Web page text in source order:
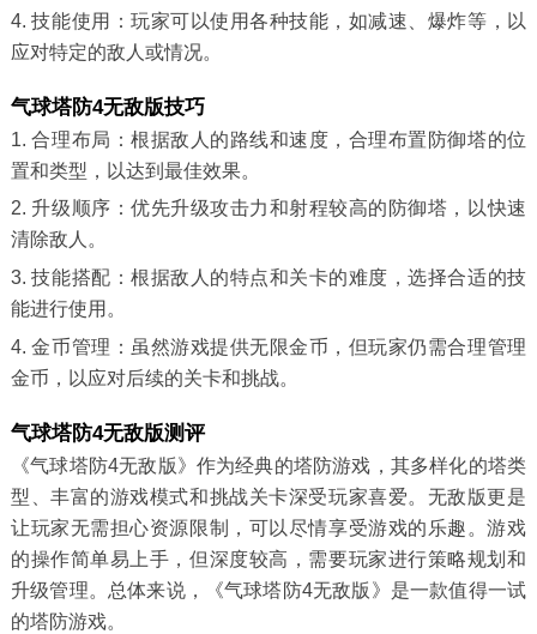
4. 技能使用：玩家可以使用各种技能，如减速、爆炸等，以
应对特定的敌人或情况。
气球塔防4无敌版技巧
1. 合理布局：根据敌人的路线和速度，合理布置防御塔的位
置和类型，以达到最佳效果。
2. 升级顺序：优先升级攻击力和射程较高的防御塔，以快速
清除敌人。
3. 技能搭配：根据敌人的特点和关卡的难度，选择合适的技
能进行使用。
4. 金币管理：虽然游戏提供无限金币，但玩家仍需合理管理
金币，以应对后续的关卡和挑战。
气球塔防4无敌版测评
《气球塔防4无敌版》作为经典的塔防游戏，其多样化的塔类
型、丰富的游戏模式和挑战关卡深受玩家喜爱。无敌版更是
让玩家无需担心资源限制，可以尽情享受游戏的乐趣。游戏
的操作简单易上手，但深度较高，需要玩家进行策略规划和
升级管理。总体来说，《气球塔防4无敌版》是一款值得一试
的塔防游戏。